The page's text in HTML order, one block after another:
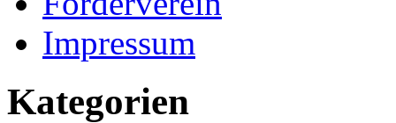
Impressum
Kategorien